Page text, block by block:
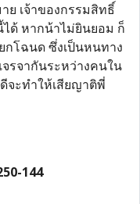
เจ้าของกรรมสิทธิ์
ด้ หากน้าไม่ยินยอม ก็
กโฉนด ซึ่งเป็นหนทาง
รจากันระหว่างคนใน
จะทำให้เสียญาติพี่
144